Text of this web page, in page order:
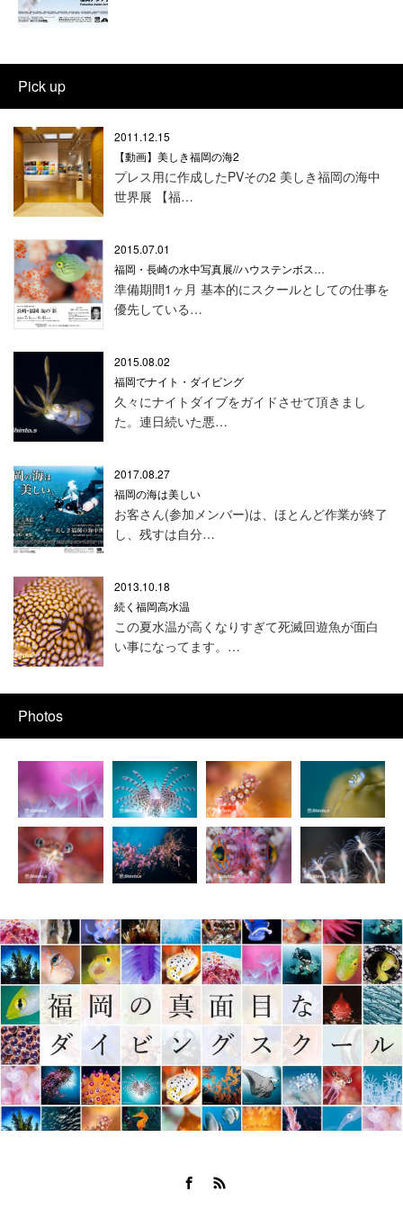
Pick up
2011.12.15
【動画】美しき福岡の海2
プレス用に作成したPVその2 美しき福岡の海中
世界展 【福…
2015.07.01
福岡・長崎の水中写真展//ハウステンボス…
準備期間1ヶ月 基本的にスクールとしての仕事を
優先している…
2015.08.02
福岡でナイト・ダイビング
久々にナイトダイブをガイドさせて頂きまし
た。連日続いた悪…
2017.08.27
福岡の海は美しい
お客さん(参加メンバー)は、ほとんど作業が終了
し、残すは自分…
2013.10.18
続く福岡高水温
この夏水温が高くなりすぎて死滅回遊魚が面白
い事になってます。…
Photos